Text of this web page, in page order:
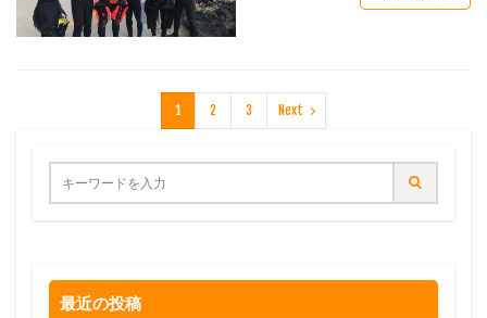
1 2 3 Next
最近の投稿